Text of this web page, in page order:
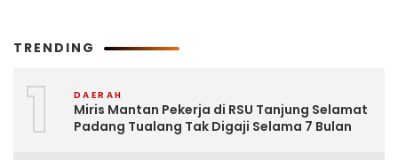
TRENDING
1 DAERAH
Miris Mantan Pekerja di RSU Tanjung Selamat
Padang Tualang Tak Digaji Selama 7 Bulan